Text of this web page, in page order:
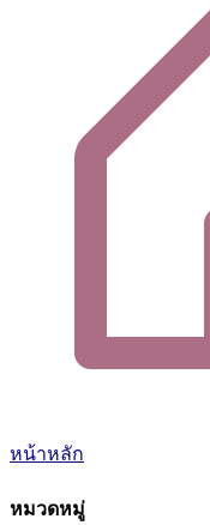
หน้าหลัก
หมวดหมู่